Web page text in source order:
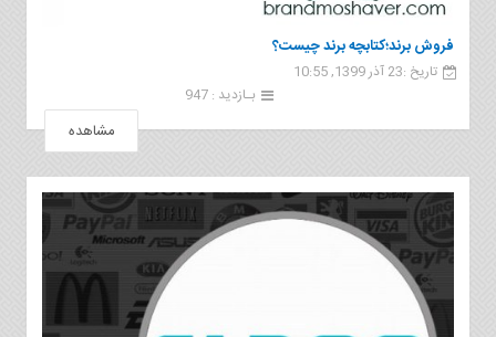
فروش برند؛کتابچه برند چیست؟
تاریخ :23 آذر 1399, 10:55
بـازدید : 947
مشاهده